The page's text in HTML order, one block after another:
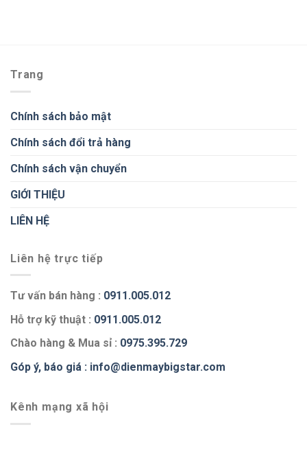
Trang
Chính sách bảo mật
Chính sách đổi trả hàng
Chính sách vận chuyển
GIỚI THIỆU
LIÊN HỆ
Liên hệ trực tiếp
Tư vấn bán hàng : 0911.005.012
Hỗ trợ kỹ thuật : 0911.005.012
Chào hàng & Mua sỉ : 0975.395.729
Góp ý, báo giá : info@dienmaybigstar.com
Kênh mạng xã hội